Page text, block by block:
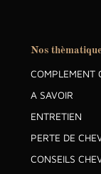
Nos
COMPLEMENT
A SAVOIR
ENTRETIEN
PERTE DE
CONSEILS